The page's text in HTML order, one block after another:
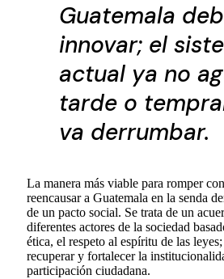
Guatemala
innovar; el
actual ya no
tarde o
va derrumbar.
La manera más viable para romper
reencausar a Guatemala en la senda
de un pacto social. Se trata de un
diferentes actores de la sociedad
ética, el respeto al espíritu de las
recuperar y fortalecer la
participación ciudadana.